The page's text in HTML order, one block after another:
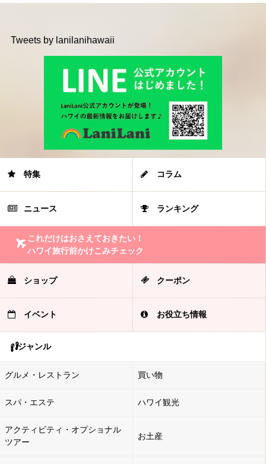
Tweets by lanilanihawaii
特集 コラム
ニュース ランキング
これだけはおさえておきたい！
ハワイ旅行前かけこみチェック
ショップ クーポン
イベント お役立ち情報
ジャンル
グルメ・レストラン 買い物
スパ・エステ ハワイ観光
アクティビティ・オプショナル
ツアー
お土産